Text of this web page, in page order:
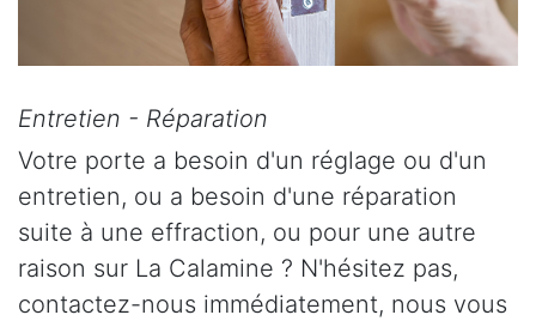
Entretien - Réparation
Votre porte a besoin d'un réglage ou d'un
entretien, ou a besoin d'une réparation
suite à une effraction, ou pour une autre
raison sur La Calamine ? N'hésitez pas,
contactez-nous immédiatement, nous vous